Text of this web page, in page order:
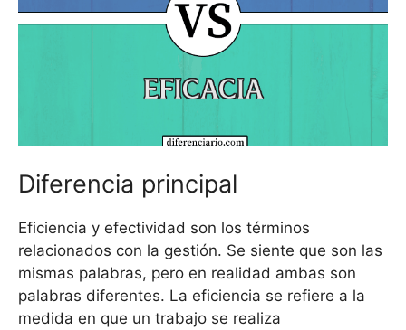
Diferencia principal
Eficiencia y efectividad son los términos
relacionados con la gestión. Se siente que son las
mismas palabras, pero en realidad ambas son
palabras diferentes. La eficiencia se refiere a la
medida en que un trabajo se realiza